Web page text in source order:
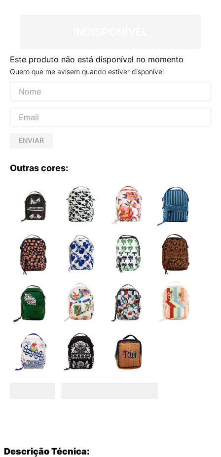
Este produto não está disponível no momento
Quero que me avisem quando estiver disponível
ENVIAR
Outras cores:
Descrição Técnica: